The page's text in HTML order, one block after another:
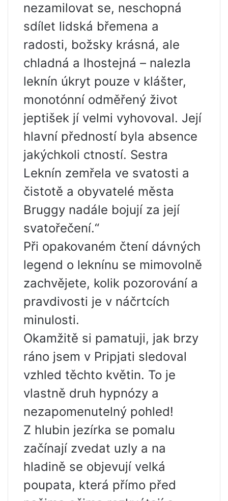
nezamilovat se, neschopná
sdílet lidská břemena a
radosti, božsky krásná, ale
chladná a lhostejná – nalezla
leknín úkryt pouze v klášter,
monotónní odměřený život
jeptišek jí velmi vyhovoval. Její
hlavní předností byla absence
jakýchkoli ctností. Sestra
Leknín zemřela ve svatosti a
čistotě a obyvatelé města
Bruggy nadále bojují za její
svatořečení.“
Při opakovaném čtení dávných
legend o leknínu se mimovolně
zachvějete, kolik pozorování a
pravdivosti je v náčrtcích
minulosti.
Okamžitě si pamatuji, jak brzy
ráno jsem v Pripjati sledoval
vzhled těchto květin. To je
vlastně druh hypnózy a
nezapomenutelný pohled!
Z hlubin jezírka se pomalu
začínají zvedat uzly a na
hladině se objevují velká
poupata, která přímo před